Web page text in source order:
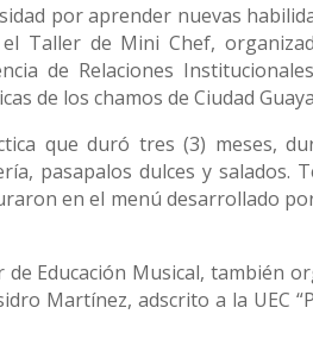
por aprender nuevas
Taller de Mini Chef,
de Relaciones
de los chamos de Ciudad
que duró tres (3) meses,
pasapalos dulces y salados.
en el menú desarrollado
Educación Musical, también
Martínez, adscrito a la UEC